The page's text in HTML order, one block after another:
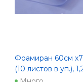
Фоамиран 60см
(10 листов в уп.),
"Пастель"